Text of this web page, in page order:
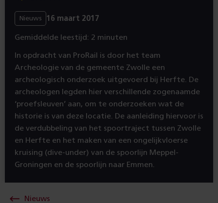
Nieuws 16 maart 2017
Gemiddelde leestijd: 2 minuten
In opdracht van ProRail is door het team
Archeologie van de gemeente Zwolle een
archeologisch onderzoek uitgevoerd bij Herfte. De
archeologen legden hier verschillende zogenaamde
‘proefsleuven’ aan, om te onderzoeken wat de
historie is van deze locatie. De aanleiding hiervoor is
de verdubbeling van het spoortraject tussen Zwolle
en Herfte en het maken van een ongelijkvloerse
kruising (dive-under) van de spoorlijn Meppel-
Groningen en de spoorlijn naar Emmen.
Nieuws